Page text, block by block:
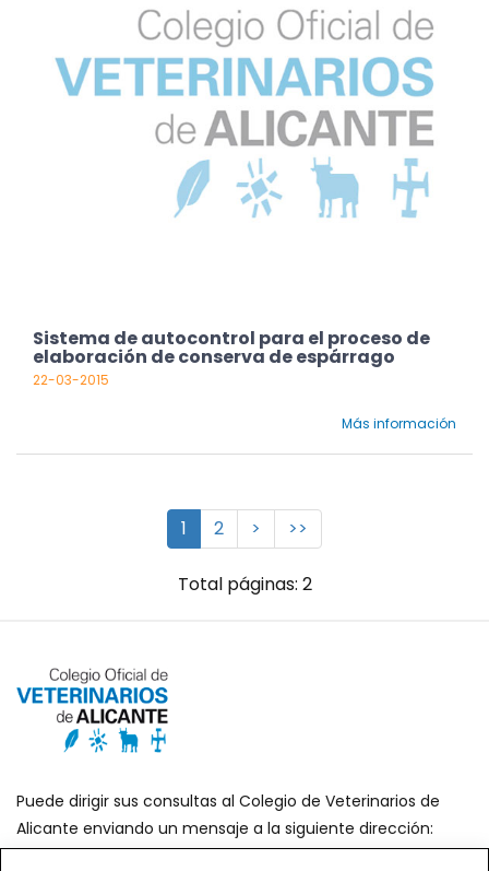
Sistema de autocontrol para el proceso de
elaboración de conserva de espárrago
22-03-2015
Más información
1 2 > >>
Total páginas: 2
Puede dirigir sus consultas al Colegio de Veterinarios de
Alicante enviando un mensaje a la siguiente dirección:
secretaria@icoval.org